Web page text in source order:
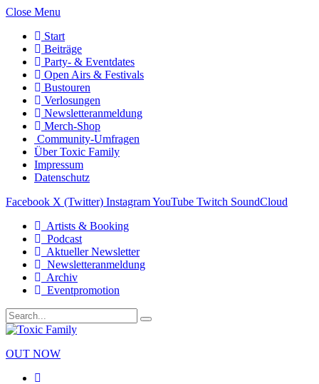
Close Menu
Start
Beiträge
Party- & Eventdates
Open Airs & Festivals
Bustouren
Verlosungen
Newsletteranmeldung
Merch-Shop
Community-Umfragen
Über Toxic Family
Impressum
Datenschutz
Facebook X (Twitter) InstagramYouTube Twitch SoundCloud
Artists & Booking
Podcast
Aktueller Newsletter
Newsletteranmeldung
Archiv
Eventpromotion
OUT NOW